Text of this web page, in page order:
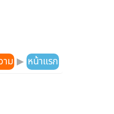
าม ▶ หน้าแรก